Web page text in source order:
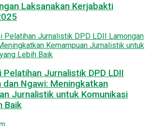
Laksanakan Kerjabakti
Pelatihan Jurnalistik DPD LDII
dan Ngawi: Meningkatkan
Jurnalistik untuk Komunikasi
Baik